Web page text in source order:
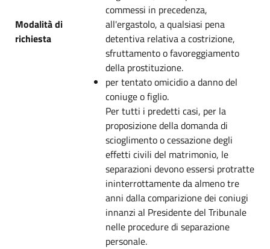
Modalità di
richiesta
commessi in precedenza,
all'ergastolo, a qualsiasi pena
detentiva relativa a costrizione,
sfruttamento o favoreggiamento
della prostituzione.
per tentato omicidio a danno del
coniuge o figlio.
Per tutti i predetti casi, per la
proposizione della domanda di
scioglimento o cessazione degli
effetti civili del matrimonio, le
separazioni devono essersi protratte
ininterrottamente da almeno tre
anni dalla comparizione dei coniugi
innanzi al Presidente del Tribunale
nelle procedure di separazione
personale.